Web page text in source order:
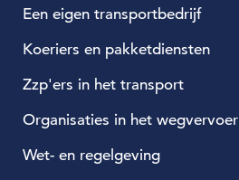
Een eigen transportbedrijf
Koeriers en pakketdiensten
Zzp'ers in het transport
Organisaties in het wegvervoer
Wet- en regelgeving